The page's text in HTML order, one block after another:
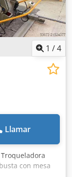
Peso: 180 kg
1 /4
Llamar
Troqueladora
con mesa